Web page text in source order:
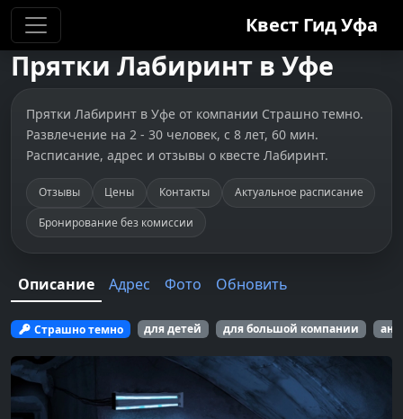
Квест ГидУфа
Прятки Лабиринт в Уфе
Прятки Лабиринт в Уфе от компании Страшно темно.
Развлечение на 2 - 30 человек, с 8 лет, 60 мин.
Расписание, адрес и отзывы о квесте Лабиринт.
Отзывы Цены Контакты
Актуальное расписание
Бронирование без комиссии
Описание Адрес Фото Обновить
Страшно темно для детей для большой компании